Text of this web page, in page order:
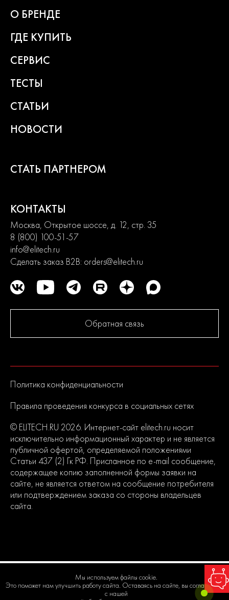
О БРЕНДЕ
ГДЕ КУПИТЬ
СЕРВИС
ТЕСТЫ
СТАТЬИ
НОВОСТИ
СТАТЬ ПАРТНЕРОМ
КОНТАКТЫ
Москва, Открытое шоссе, д. 12, стр. 35
8 (800) 100-51-57
info@elitech.ru
Сделать заказ B2B: orders@elitech.ru
Обратная связь
Политика конфиденциальности
Правила проведения конкурса в социальных сетях
© ELITECH.RU 2026. Интернет-сайт elitech.ru носит
исключительно информационный характер и не является
публичной офертой, определяемой положениями
Статьи 437 (2) Гк РФ. Присланное по e-mail сообщение,
содержащее копию заполненной формы заявки на
сайте, не является ответом на сообщение потребителя
или подтверждением заказа со стороны владельцев
сайта.
Мы используем файлы cookie.
Это поможет нам улучшить работу сайта. Оставаясь на сайте, вы соглашаетесь
с нашей